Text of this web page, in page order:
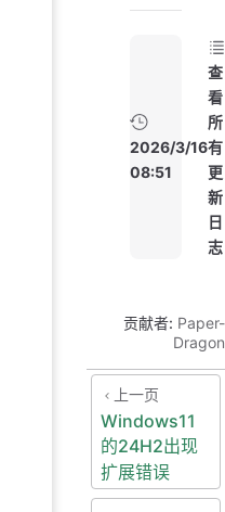
2026/3/16
08:51
查
看
所
有
更
新
日
志
贡献者: Paper-
Dragon
上一页
Windows11
的24H2出现
扩展错误